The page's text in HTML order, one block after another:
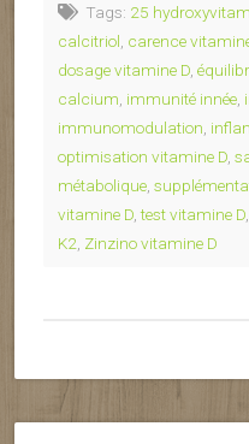
Tags: 25
calcitriol carence
dosage vitamine D
calcium immunité innée
immunomodulation
optimisation vitamine D
métabolique
vitamine D ,test vitamine D
K2 Zinzino vitamine D